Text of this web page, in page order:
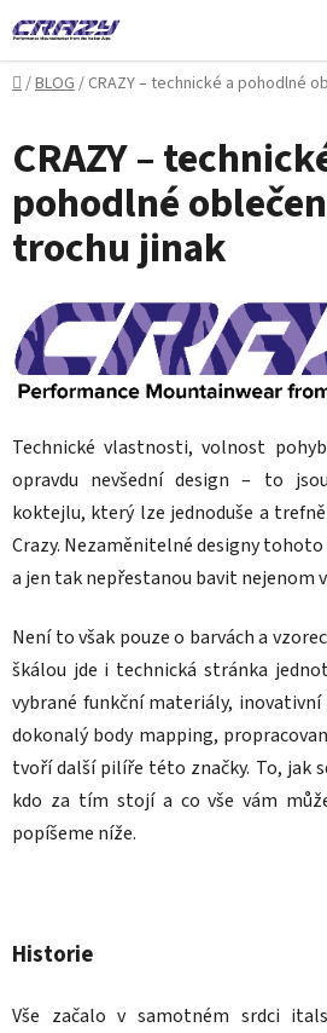
na
obsah
Domů
/BLOG/ CRAZY – technické a pohodlné
CRAZY –
pohodlné
trochu jinak
Technické vlastnosti, volnost
opravdu nevšední design – to
koktejlu, který lze jednoduše a
Crazy. Nezaměnitelné designy
a jen tak nepřestanou bavit nejenom
Není to však pouze o barvách a
škálou jde i technická stránka
vybrané funkční materiály,
dokonalý body mapping,
tvoří další pilíře této značky. To, jak
kdo za tím stojí a co vše vám
popíšeme níže.
Historie
Vše začalo v samotném srdci